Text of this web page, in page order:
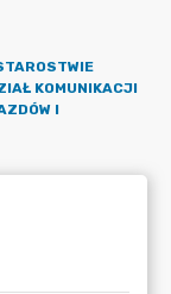
KOMUNIKACJI
I